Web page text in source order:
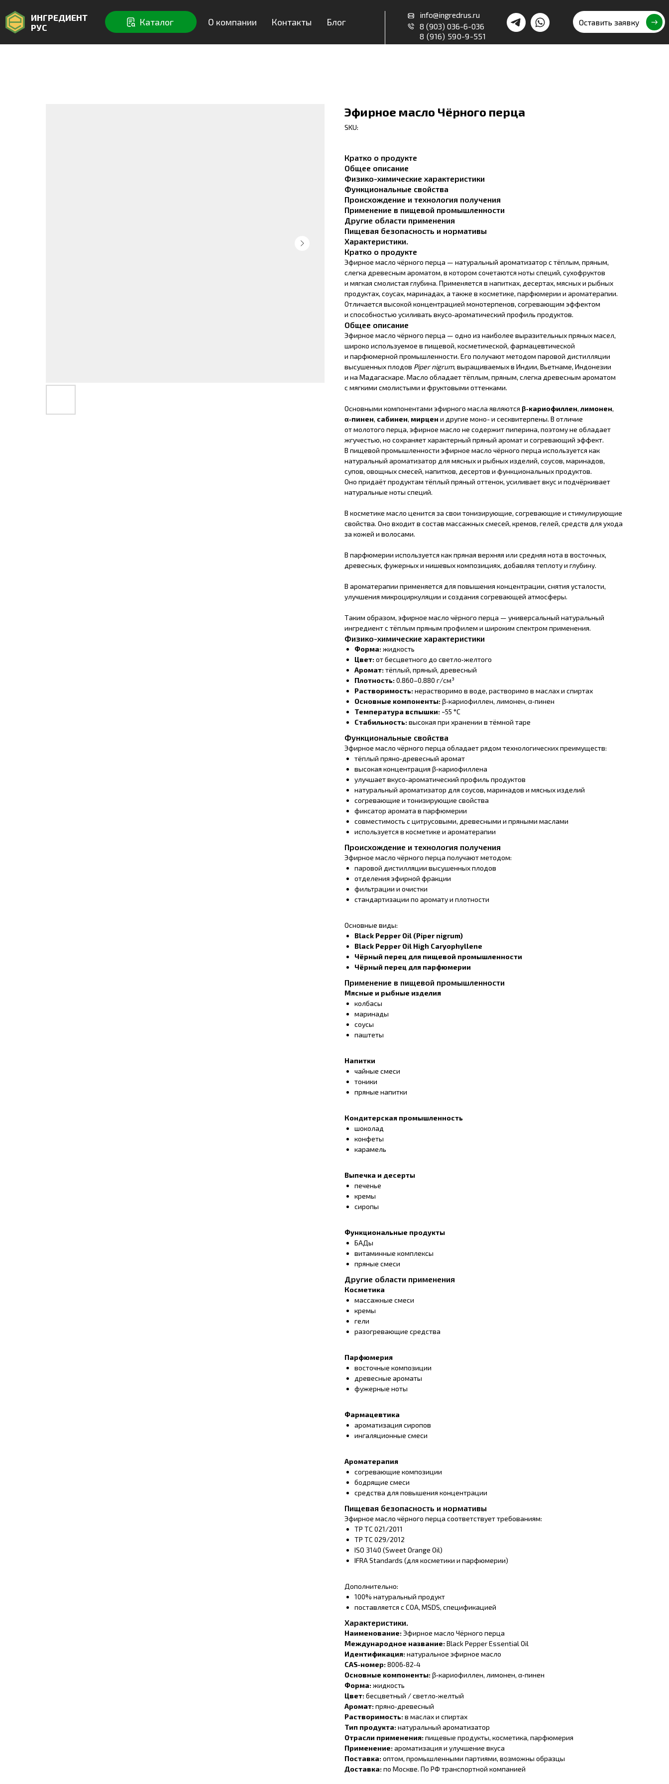
ИНГРЕДИЕНТ
РУС
Каталог О компании Блог
Контакты
info@ingredrus.ru
8 (903) 036-6-036
8 (916) 590-9-551
Оставить заявку
Эфирное масло Чёрного перца
SKU:
Кратко о продукте
Общее описание
Физико-химические характеристики
Функциональные свойства
Происхождение и технология получения
Применение в пищевой промышленности
Другие области применения
Пищевая безопасность и нормативы
Характеристики.
Кратко о продукте
Эфирное масло чёрного перца — натуральный ароматизатор с тёплым, пряным,
слегка древесным ароматом, в котором сочетаются ноты специй, сухофруктов
и мягкая смолистая глубина. Применяется в напитках, десертах, мясных и рыбных
продуктах, соусах, маринадах, а также в косметике, парфюмерии и ароматерапии.
Отличается высокой концентрацией монотерпенов, согревающим эффектом
и способностью усиливать вкусо‑ароматический профиль продуктов.
Общее описание
Эфирное масло чёрного перца — одно из наиболее выразительных пряных масел,
широко используемое в пищевой, косметической, фармацевтической
и парфюмерной промышленности. Его получают методом паровой дистилляции
высушенных плодов Piper nigrum, выращиваемых в Индии, Вьетнаме, Индонезии
и на Мадагаскаре. Масло обладает тёплым, пряным, слегка древесным ароматом
с мягкими смолистыми и фруктовыми оттенками.
Основными компонентами эфирного масла являются β‑кариофиллен, лимонен,
α‑пинен, сабинен, мирцен и другие моно- и сесквитерпены. В отличие
от молотого перца, эфирное масло не содержит пиперина, поэтому не обладает
жгучестью, но сохраняет характерный пряный аромат и согревающий эффект.
В пищевой промышленности эфирное масло чёрного перца используется как
натуральный ароматизатор для мясных и рыбных изделий, соусов, маринадов,
супов, овощных смесей, напитков, десертов и функциональных продуктов.
Оно придаёт продуктам тёплый пряный оттенок, усиливает вкус и подчёркивает
натуральные ноты специй.
В косметике масло ценится за свои тонизирующие, согревающие и стимулирующие
свойства. Оно входит в состав массажных смесей, кремов, гелей, средств для ухода
за кожей и волосами.
В парфюмерии используется как пряная верхняя или средняя нота в восточных,
древесных, фужерных и нишевых композициях, добавляя теплоту и глубину.
В ароматерапии применяется для повышения концентрации, снятия усталости,
улучшения микроциркуляции и создания согревающей атмосферы.
Таким образом, эфирное масло чёрного перца — универсальный натуральный
ингредиент с тёплым пряным профилем и широким спектром применения.
Физико-химические характеристики
Форма:жидкость
Цвет:от бесцветного до светло‑желтого
Аромат:тёплый, пряный, древесный
Плотность:0.860–0.880 г/см³
Растворимость:нерастворимо в воде, растворимо в маслах и спиртах
Основные компоненты: β‑кариофиллен, лимонен, α‑пинен
Температура вспышки: ~55 °C
Стабильность:высокая при хранении в тёмной таре
Функциональные свойства
Эфирное масло чёрного перца обладает рядом технологических преимуществ:
тёплый пряно‑древесный аромат
высокая концентрация β‑кариофиллена
улучшает вкусо‑ароматический профиль продуктов
натуральный ароматизатор для соусов, маринадов и мясных изделий
согревающие и тонизирующие свойства
фиксатор аромата в парфюмерии
совместимость с цитрусовыми, древесными и пряными маслами
используется в косметике и ароматерапии
Происхождение и технология получения
Эфирное масло чёрного перца получают методом:
паровой дистилляции высушенных плодов
отделения эфирной фракции
фильтрации и очистки
стандартизации по аромату и плотности
Основные виды:
Black Pepper Oil (Piper nigrum)
Black Pepper Oil High Caryophyllene
Чёрный перец для пищевой промышленности
Чёрный перец для парфюмерии
Применение в пищевой промышленности
Мясные и рыбные изделия
колбасы
маринады
соусы
паштеты
Напитки
чайные смеси
тоники
пряные напитки
Кондитерская промышленность
шоколад
конфеты
карамель
Выпечка и десерты
печенье
кремы
сиропы
Функциональные продукты
БАДы
витаминные комплексы
пряные смеси
Другие области применения
Косметика
массажные смеси
кремы
гели
разогревающие средства
Парфюмерия
восточные композиции
древесные ароматы
фужерные ноты
Фармацевтика
ароматизация сиропов
ингаляционные смеси
Ароматерапия
согревающие композиции
бодрящие смеси
средства для повышения концентрации
Пищевая безопасность и нормативы
Эфирное масло чёрного перца соответствует требованиям:
ТР ТС 021/2011
ТР ТС 029/2012
ISO 3140 (Sweet Orange Oil)
IFRA Standards (для косметики и парфюмерии)
Дополнительно:
100% натуральный продукт
поставляется с COA, MSDS, спецификацией
Характеристики.
Наименование:Эфирное масло Чёрного перца
Международное название:Black Pepper Essential Oil
Идентификация:натуральное эфирное масло
CAS‑номер:8006‑82‑4
Основные компоненты: β‑кариофиллен, лимонен, α‑пинен
Форма:жидкость
Цвет:бесцветный / светло‑желтый
Аромат:пряно‑древесный
Растворимость:в маслах и спиртах
Тип продукта:натуральный ароматизатор
Отрасли применения:пищевые продукты, косметика, парфюмерия
Применение:ароматизация и улучшение вкуса
Поставка:оптом, промышленными партиями, возможны образцы
Доставка:по Москве. По РФ транспортной компанией